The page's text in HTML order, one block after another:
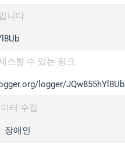
니다
스할 수 있는 링크
logger/JQw855hYl8Ub
터 수집
장애인